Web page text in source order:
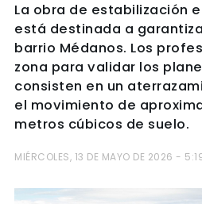
La obra de estabilización
está destinada a
barrio Médanos. Los
zona para validar los
consisten en un
el movimiento de
metros cúbicos de suelo.
MIÉRCOLES, 13 DE MAYO DE 2026 -